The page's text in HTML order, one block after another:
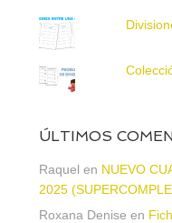
ÚLTIMOS
Raquel en NUEVO
2025
Roxana Denise en